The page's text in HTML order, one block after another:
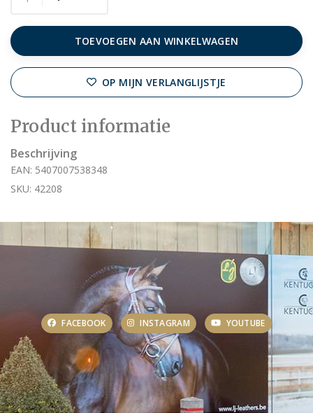
TOEVOEGEN AAN WINKELWAGEN
OP MIJN VERLANGLIJSTJE
Product informatie
Beschrijving
EAN: 5407007538348
SKU: 42208
FACEBOOK INSTAGRAM YOUTUBE